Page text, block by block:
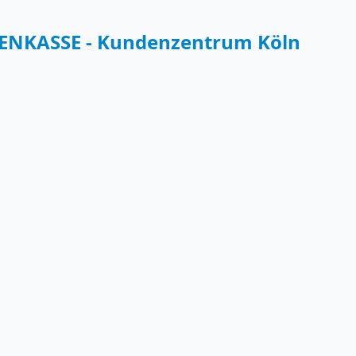
- Kundenzentrum Köln